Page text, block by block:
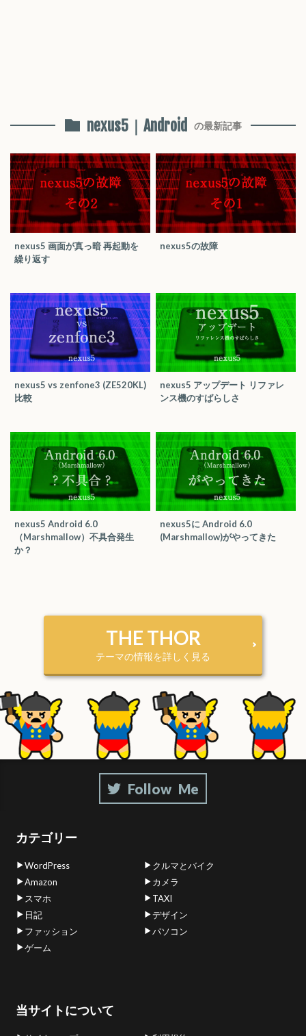
nexus5｜Android の最新記事
nexus5 画面が真っ暗 再起動を
繰り返す
nexus5の故障
nexus5 vs zenfone3 (ZE520KL)
比較
nexus5 アップデート リファレ
ンス機のすばらしさ
nexus5 Android 6.0
（Marshmallow）不具合発生
か？
nexus5に Android 6.0
(Marshmallow)がやってきた
THE THOR
テーマの情報を詳しく見る
カテゴリー
WordPress
クルマとバイク
Amazon
カメラ
スマホ
TAXI
日記
デザイン
ファッション
パソコン
ゲーム
当サイトについて